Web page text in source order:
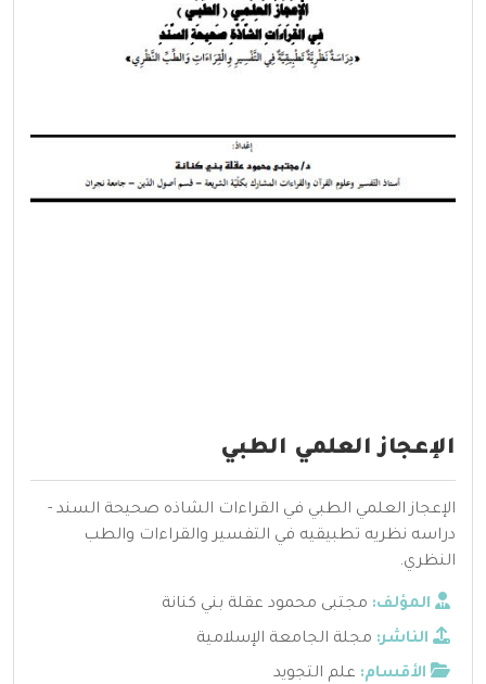
الإعجاز العلمي الطبي
الإعجاز العلمي الطبي في القراءات الشاذه صحيحة السند -
دراسه نظريه تطبيقيه في التفسير والقراءات والطب
النظري.
المؤلف: مجتبى محمود عقلة بني كنانة
الناشر: مجلة الجامعة الإسلامية
الأقسام: علم التجويد